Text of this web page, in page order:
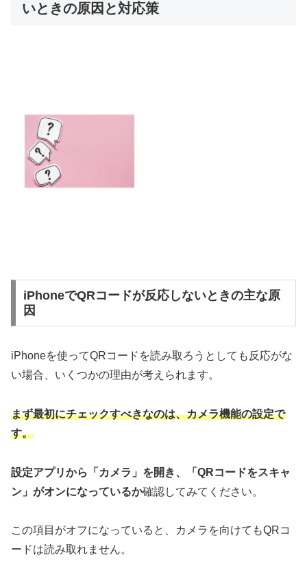
いときの原因と対応策
iPhoneでQRコードが反応しないときの主な原
因
iPhoneを使ってQRコードを読み取ろうとしても反応がな
い場合、いくつかの理由が考えられます。
まず最初にチェックすべきなのは、カメラ機能の設定で
す。
設定アプリから「カメラ」を開き、「QRコードをスキャ
ン」がオンになっているか確認してみてください。
この項目がオフになっていると、カメラを向けてもQRコ
ードは読み取れません。